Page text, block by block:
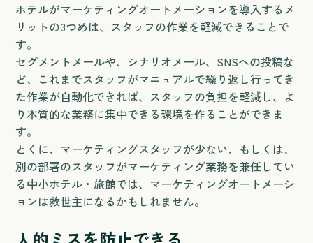
ホテルがマーケティングオートメーションを導入するメ
リットの3つめは、スタッフの作業を軽減できることで
す。
セグメントメールや、シナリオメール、SNSへの投稿な
ど、これまでスタッフがマニュアルで繰り返し行ってき
た作業が自動化できれば、スタッフの負担を軽減し、よ
り本質的な業務に集中できる環境を作ることができま
す。
とくに、マーケティングスタッフが少ない、もしくは、
別の部署のスタッフがマーケティング業務を兼任してい
る中小ホテル・旅館では、マーケティングオートメーシ
ョンは救世主になるかもしれません。